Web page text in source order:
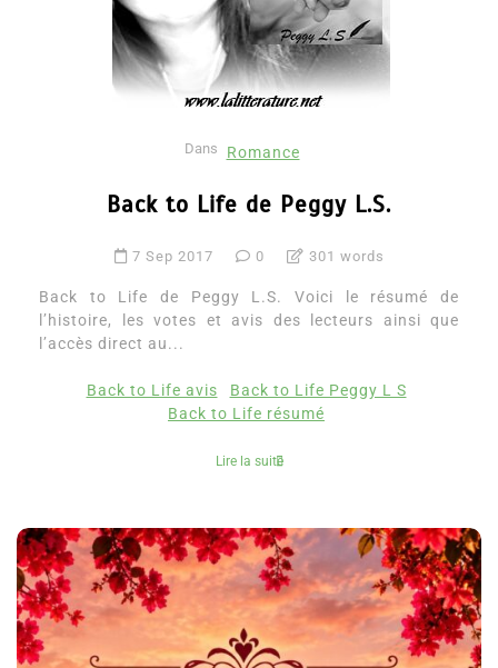
Dans Romance
Back to Life de Peggy L.S.
7 Sep 2017 0 301 words
Back to Life de Peggy L.S. Voici le résumé de
l’histoire, les votes et avis des lecteurs ainsi que
l’accès direct au...
Back to Life avis
Back to Life Peggy L S
Back to Life résumé
Lire la suite